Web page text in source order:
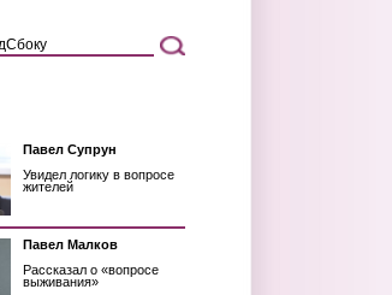
Павел Супрун
Увидел логику в вопросе
жителей
Павел Малков
Рассказал о «вопросе
выживания»